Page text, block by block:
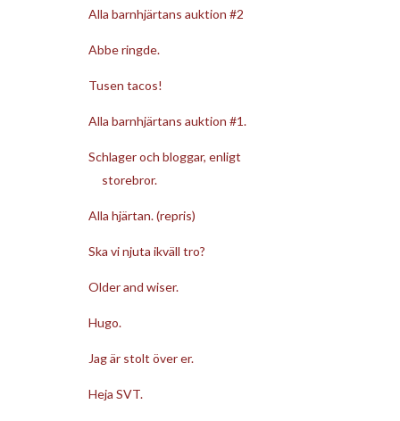
Alla barnhjärtans auktion #2
Abbe ringde.
Tusen tacos!
Alla barnhjärtans auktion #1.
Schlager och bloggar, enligt
storebror.
Alla hjärtan. (repris)
Ska vi njuta ikväll tro?
Older and wiser.
Hugo.
Jag är stolt över er.
Heja SVT.